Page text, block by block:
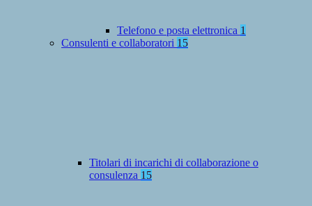
Telefono e posta elettronica 1
Consulenti e collaboratori 15
Titolari di incarichi di collaborazione o
consulenza 15